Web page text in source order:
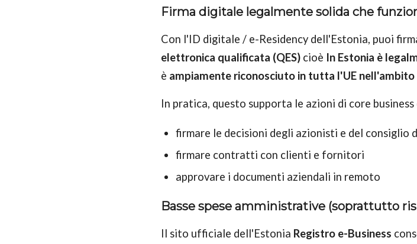
Firma digitale legalmente solida che
Con l'ID digitale / e-Residency dell'Estonia, puoi
elettronica qualificata (QES) cioè In Estonia è
è ampiamente riconosciuto in tutta l'UE nell'ambito
In pratica, questo supporta le azioni di core business
firmare le decisioni degli azionisti e del consiglio
firmare contratti con clienti e fornitori
approvare i documenti aziendali in remoto
Basse spese amministrative (soprattutto
Il sito ufficiale dell'Estonia Registro e-Business